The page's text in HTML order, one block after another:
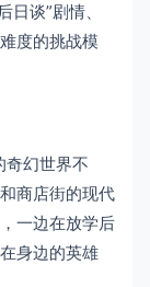
谈”剧情、
度的挑战模
奇幻世界不
商店街的现代
一边在放学后
身边的英雄